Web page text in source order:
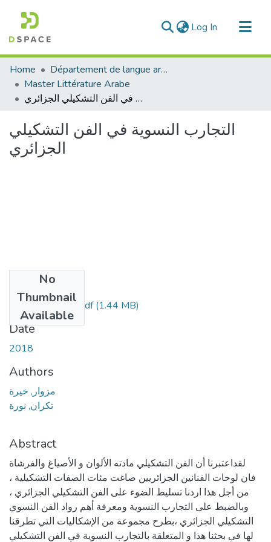
Log In (current)
Communities & Collections
All of DSpace
Statistics
Home
Département de langue arabe
Master Littérature Arabe
التجارب النسوية في الفن التشكيلي الجزائري
التجارب النسوية في الفن التشكيلي
الجزائري
No
Thumbnail
Available
Mezuiare-Khiera.pdf(1.44 MB)
Date
2018
Authors
مزوار, خيرة
تكران, نورة
Abstract
لقداعتبرنا أن الفن التشكيلي مادته الألوان و الأصياغ والفرشاة
فان لوحات الفنانين الجزائريين صاغت مئات الصفات التشكيلية ،
من أجل هذا اردنا تسليط الضوء على الفن التشكيلي الجزائري ،
وبالضبط على التجارب النسوية ومعرفة أهم رواد الفن النسوي
التشكيلي الجزائري ،بطرح مجموعة من الإشكاليات التي تطرقنا
لها في بحثنا هذا و المتعلقة بالتجارب النسوية في الفن التشكيلي